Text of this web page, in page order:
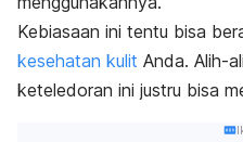
Kebiasaan ini tentu bisa
kesehatan kulit Anda. Alih-
keteledoran ini justru bisa